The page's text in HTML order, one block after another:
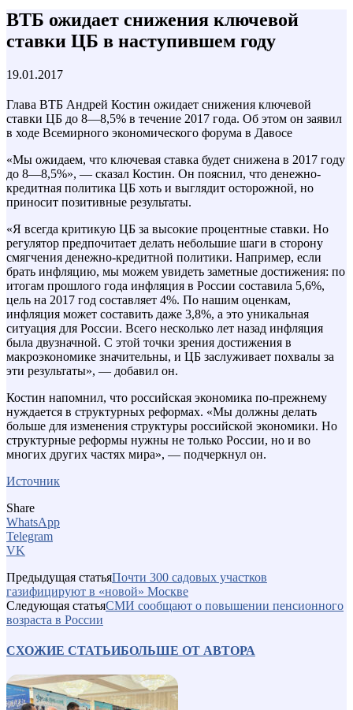
ВТБ ожидает снижения ключевой
ставки ЦБ в наступившем году
19.01.2017
Глава ВТБ Андрей Костин ожидает снижения ключевой
ставки ЦБ до 8—8,5% в течение 2017 года. Об этом он заявил
в ходе Всемирного экономического форума в Давосе
«Мы ожидаем, что ключевая ставка будет снижена в 2017 году
до 8—8,5%», — сказал Костин. Он пояснил, что денежно-
кредитная политика ЦБ хоть и выглядит осторожной, но
приносит позитивные результаты.
«Я всегда критикую ЦБ за высокие процентные ставки. Но
регулятор предпочитает делать небольшие шаги в сторону
смягчения денежно-кредитной политики. Например, если
брать инфляцию, мы можем увидеть заметные достижения: по
итогам прошлого года инфляция в России составила 5,6%,
цель на 2017 год составляет 4%. По нашим оценкам,
инфляция может составить даже 3,8%, а это уникальная
ситуация для России. Всего несколько лет назад инфляция
была двузначной. С этой точки зрения достижения в
макроэкономике значительны, и ЦБ заслуживает похвалы за
эти результаты», — добавил он.
Костин напомнил, что российская экономика по-прежнему
нуждается в структурных реформах. «Мы должны делать
больше для изменения структуры российской экономики. Но
структурные реформы нужны не только России, но и во
многих других частях мира», — подчеркнул он.
Источник
Share
WhatsApp
Telegram
VK
Предыдущая статьяПочти 300 садовых участков
газифицируют в «новой» Москве
Следующая статьяСМИ сообщают о повышении пенсионного
возраста в России
СХОЖИЕ СТАТЬИБОЛЬШЕ ОТ АВТОРА